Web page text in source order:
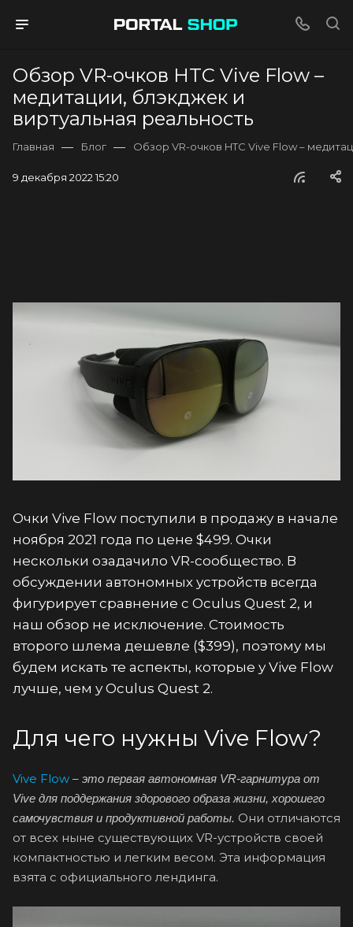
Обзор VR-очков HTC Vive Flow –
медитации, блэкджек и
виртуальная реальность
Главная — Блог — Обзор VR-очков HTC Vive Flow –
9 декабря 2022 15:20
Очки Vive Flow поступили в продажу в начале
ноября 2021 года по цене $499. Очки
нескольки озадачило VR-сообщество. В
обсуждении автономных устройств всегда
фигурирует сравнение с Oculus Quest 2, и
наш обзор не исключение. Стоимость
второго шлема дешевле ($399), поэтому мы
будем искать те аспекты, которые у Vive Flow
лучше, чем у Oculus Quest 2.
Для чего нужны Vive Flow?
Vive Flow – это первая автономная VR-гарнитура от
Vive для поддержания здорового образа жизни, хорошего
самочувствия и продуктивной работы. Они отличаются
от всех ныне существующих VR-устройств своей
компактностью и легким весом. Эта информация
взята с официального лендинга.